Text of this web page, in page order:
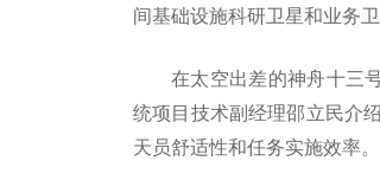
间基础设施科研卫星和业务
在太空出差的神舟十三
统项目技术副经理邵立民介
天员舒适性和任务实施效率。